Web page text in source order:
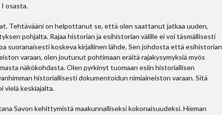
osasta.
Tehtävääni on helpottanut se, että olen saattanut jatkaa uuden,
pohjalta. Rajaa historian ja esihistorian välille ei voi täsmällisesti
suoranaisesti koskeva kirjallinen lähde. Sen johdosta että esihistorian
varaan, olen joutunut pohtimaan eräitä rajakysymyksiä myös
näkökohdasta. Olen pyrkinyt tuomaan esiin historiallisen
historiallisesti dokumentoidun nimiaineiston varaan. Sitä
vielä keskiajalta.
Savon kehittymistä maakunnalliseksi kokonaisuudeksi. Hieman